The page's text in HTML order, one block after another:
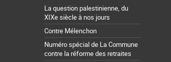
La question palestinienne, du
XIXe siècle à nos jours
Contre Mélenchon
Numéro spécial de La Commune
contre la réforme des retraites